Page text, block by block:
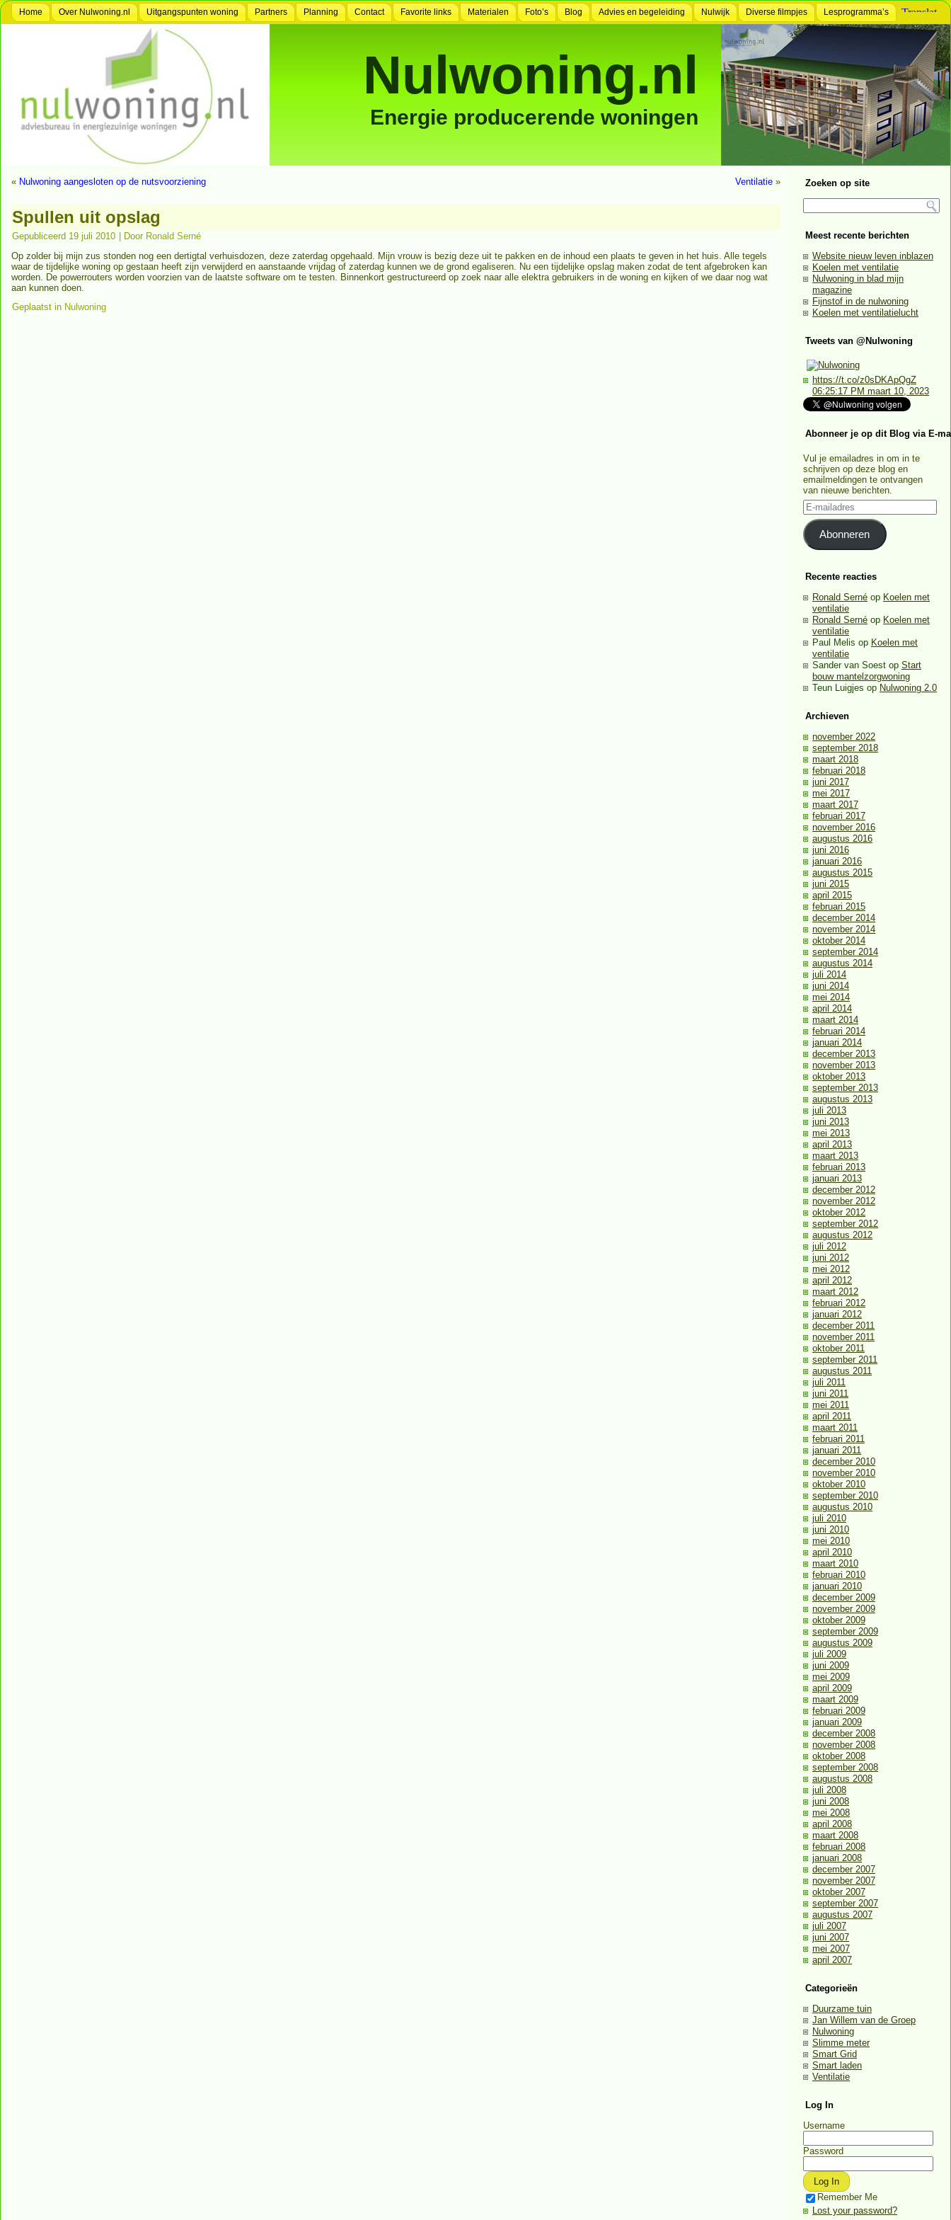
Home Over Nulwoning.nl Uitgangspunten woning Partners Planning Contact Favorite links Materialen Foto’s Blog Advies en begeleiding Nulwijk Diverse filmpjes Lesprogramma’s
Nulwoning.nl
Energie producerende woningen
« Nulwoning aangesloten op de nutsvoorziening Ventilatie »
Spullen uit opslag
Gepubliceerd 19 juli 2010 Door Ronald Serné
Op zolder bij mijn zus stonden nog een dertigtal verhuisdozen, deze zaterdag opgehaald. Mijn vrouw is bezig deze uit te pakken en de inhoud een plaats te geven in het huis. Alle tegels
waar de tijdelijke woning op gestaan heeft zijn verwijderd en aanstaande vrijdag of zaterdag kunnen we de grond egaliseren. Nu een tijdelijke opslag maken zodat de tent afgebroken kan
worden. De powerrouters worden voorzien van de laatste software om te testen. Binnenkort gestructureerd op zoek naar alle elektra gebruikers in de woning en kijken of we daar nog wat
aan kunnen doen.
Geplaatst in Nulwoning
Zoeken op site
Meest recente berichten
Website nieuw leven inblazen
Koelen met ventilatie
Nulwoning in blad mijn
magazine
Fijnstof in de nulwoning
Koelen met ventilatielucht
Tweets van @Nulwoning
https://t.co/z0sDKApQgZ
06:25:17 PM maart 10, 2023
Abonneer je op dit Blog via E-
Vul je emailadres in om in te
schrijven op deze blog en
emailmeldingen te ontvangen
van nieuwe berichten.
E-
mailadres
Abonneren
Recente reacties
Ronald Serné op Koelen met
ventilatie
Ronald Serné op Koelen met
ventilatie
Paul Melis op Koelen met
ventilatie
Sander van Soest op Start
bouw mantelzorgwoning
Teun Luigjes op Nulwoning 2.0
Archieven
november 2022
september 2018
maart 2018
februari 2018
juni 2017
mei 2017
maart 2017
februari 2017
november 2016
augustus 2016
juni 2016
januari 2016
augustus 2015
juni 2015
april 2015
februari 2015
december 2014
november 2014
oktober 2014
september 2014
augustus 2014
juli 2014
juni 2014
mei 2014
april 2014
maart 2014
februari 2014
januari 2014
december 2013
november 2013
oktober 2013
september 2013
augustus 2013
juli 2013
juni 2013
mei 2013
april 2013
maart 2013
februari 2013
januari 2013
december 2012
november 2012
oktober 2012
september 2012
augustus 2012
juli 2012
juni 2012
mei 2012
april 2012
maart 2012
februari 2012
januari 2012
december 2011
november 2011
oktober 2011
september 2011
augustus 2011
juli 2011
juni 2011
mei 2011
april 2011
maart 2011
februari 2011
januari 2011
december 2010
november 2010
oktober 2010
september 2010
augustus 2010
juli 2010
juni 2010
mei 2010
april 2010
maart 2010
februari 2010
januari 2010
december 2009
november 2009
oktober 2009
september 2009
augustus 2009
juli 2009
juni 2009
mei 2009
april 2009
maart 2009
februari 2009
januari 2009
december 2008
november 2008
oktober 2008
september 2008
augustus 2008
juli 2008
juni 2008
mei 2008
april 2008
maart 2008
februari 2008
januari 2008
december 2007
november 2007
oktober 2007
september 2007
augustus 2007
juli 2007
juni 2007
mei 2007
april 2007
Categorieën
Duurzame tuin
Jan Willem van de Groep
Nulwoning
Slimme meter
Smart Grid
Smart laden
Ventilatie
Log In
Username
Password
Remember Me
Lost your password?